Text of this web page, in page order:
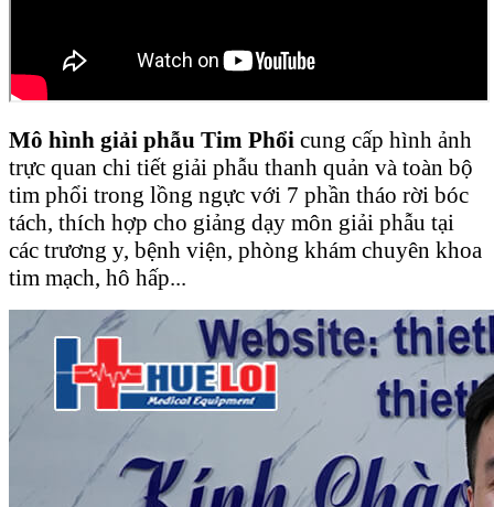
Mô hình giải phẫu Tim Phổi cung cấp hình ảnh
trực quan chi tiết giải phẫu thanh quản và toàn bộ
tim phổi trong lồng ngực với 7 phần tháo rời bóc
tách, thích hợp cho giảng dạy môn giải phẫu tại
các trương y, bệnh viện, phòng khám chuyên khoa
tim mạch, hô hấp...